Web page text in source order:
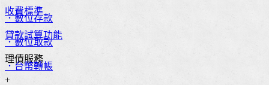
．數位存款
．數位取款
．台幣轉帳
收費標準
貸款試算功能
理債服務
+